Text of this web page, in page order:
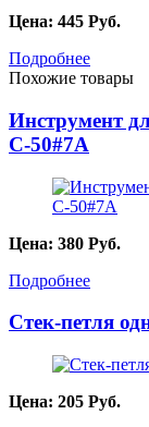
Цена: 445 Руб.
Подробнее
Похожие товары
Инструмент
С-50#7A
Цена: 380 Руб.
Подробнее
Стек-петля
Цена: 205 Руб.